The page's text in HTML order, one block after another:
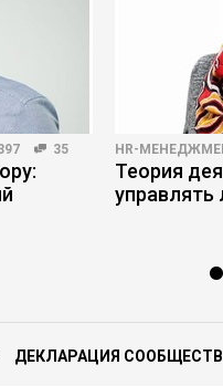
35 HR-
Теория
ДЕКЛАРАЦИЯ